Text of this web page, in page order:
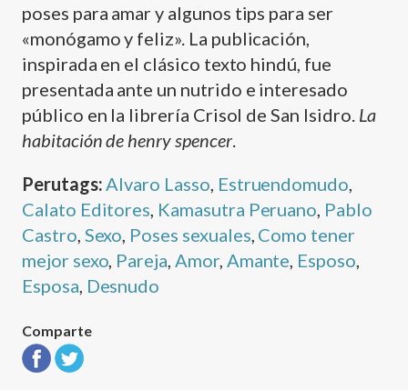
poses para amar y algunos tips para ser
«monógamo y feliz». La publicación,
inspirada en el clásico texto hindú, fue
presentada ante un nutrido e interesado
público en la librerí­a Crisol de San Isidro. La
habitación de henry spencer.
Perutags: Alvaro Lasso Estruendomudo
Calato Editores Kamasutra Peruano Pablo
Castro Sexo Poses sexuales Como tener
mejor sexo Pareja Amor, Amante Esposo
Esposa Desnudo
Comparte